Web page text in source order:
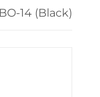
14 (Black)